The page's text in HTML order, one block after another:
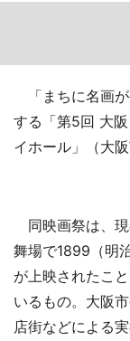
「まちに名画
する「第5回 大
イホール」（大
同映画祭は、
舞場で1899（明
が上映されたこ
いるもの。大阪
店街などによる